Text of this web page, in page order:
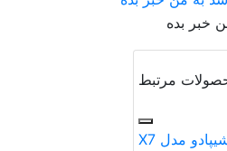
مرتبط